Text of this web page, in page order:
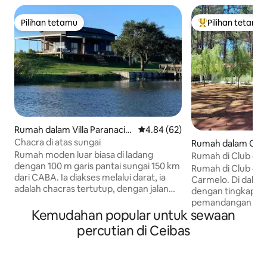
Pilihan tetamu
Pilihan tetamu
Rumah dalam Villa Paranacit
o
Penarafan purata 4.84
4.84 (62)
Chacra di atas sungai
Rumah moden luar biasa di ladang
dengan 100 m garis pantai sungai 150 km
dari CABA. Ia diakses melalui darat, ia
adalah chacras tertutup, dengan jalan
minit dari bandar Villa Paranacito. Ia
mempunyai dapur dengan
pemanggang, dok memancing, sungai
Pilihan utama
Pilihan tetamu
Rumah dalam
Rumah di Club de
Carmelo Uruguay
Rumah di Club de
Carmelo. Di
dengan tingkap
pemandangan
ruang luar
Kemudahan popular untuk sewaan
percutian di Ceibas